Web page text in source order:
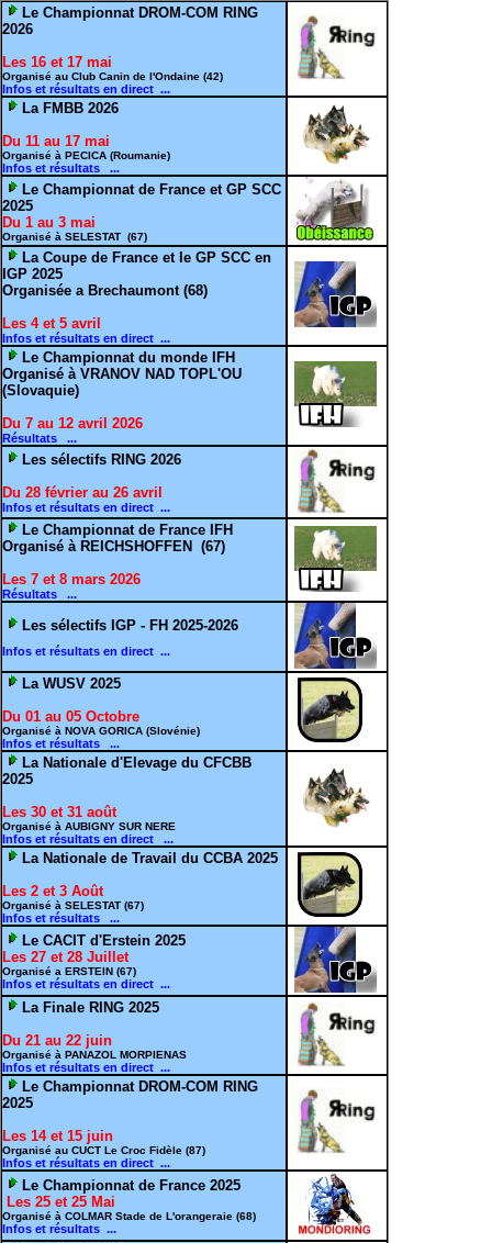
Le Championnat DROM-COM RING
2026
Les 16 et 17 mai
Organisé au Club Canin de l'Ondaine (42)
Infos et résultats en direct ...
La FMBB 2026
Du 11 au 17 mai
Organisé à PECICA (Roumanie)
Infos et résultats ...
Le Championnat de France et GP SCC
2025
Du 1 au 3 mai
Organisé à SELESTAT (67)
La Coupe de France et le GP SCC en
IGP 2025
Organisée a Brechaumont (68)
Les 4 et 5 avril
Infos et résultats en direct ...
Le Championnat du monde IFH
Organisé à VRANOV NAD TOPL'OU
(Slovaquie)
Du 7 au 12 avril 2026
Résultats ...
Les sélectifs RING 2026
Du 28 février au 26 avril
Infos et résultats en direct ...
Le Championnat de France IFH
Organisé à REICHSHOFFEN (67)
Les 7 et 8 mars 2026
Résultats ...
Les sélectifs IGP - FH 2025-2026
Infos et résultats en direct ...
La WUSV 2025
Du 01 au 05 Octobre
Organisé à NOVA GORICA (Slovénie)
Infos et résultats ...
La Nationale d'Elevage du CFCBB
2025
Les 30 et 31 août
Organisé à AUBIGNY SUR NERE
Infos et résultats en direct ...
La Nationale de Travail du CCBA 2025
Les 2 et 3 Août
Organisé à SELESTAT (67)
Infos et résultats ...
Le CACIT d'Erstein 2025
Les 27 et 28 Juillet
Organisé a ERSTEIN (67)
Infos et résultats en direct ...
La Finale RING 2025
Du 21 au 22 juin
Organisé à PANAZOL MORPIENAS
Infos et résultats en direct ...
Le Championnat DROM-COM RING
2025
Les 14 et 15 juin
Organisé au CUCT Le Croc Fidèle (87)
Infos et résultats en direct ...
Le Championnat de France 2025
Les 25 et 25 Mai
Organisé à COLMAR Stade de L'orangeraie (68)
Infos et résultats ...